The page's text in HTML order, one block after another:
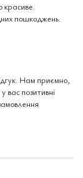
красиве.
пошкоджень.
Нам приємно,
вас позитивні